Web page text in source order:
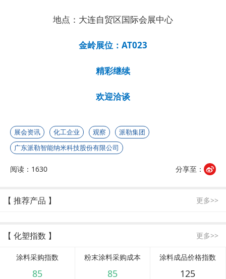
地点：大连自贸区国际会展中心
金岭展位：AT023
精彩继续
欢迎洽谈
展会资讯 化工企业 观察
派勒集团
广东派勒智能纳米科技股份有限公司
阅读：1630 分享至：
【 推荐产品 】 更多>>
【 化塑指数 】 更多>>
涂料采购指数
85
粉末涂料采购成本
85
涂料成品价格指数
125